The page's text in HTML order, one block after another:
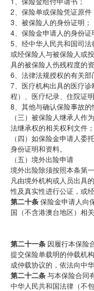
2、保险单或保险凭证原件
3、被保险人的身份证明；
4、保险金申请人的身份证
5、经中华人民共和国司
或经保险人与被保险人或
具的被保险人伤残程度的
6、法律法规授权的有关部
7、医疗机构出具的医疗
程）、医疗纪录、住院证
8、其他与确认保险事故的
（三）被保险人继承人作
法继承权的相关权利文件；
（四）如保险金申请人委
身份证明和资料。
（五）境外出险申请
境外出险除须按照本条第
凡由境外机构或人员出具
性及真实性进行公证，或
第二十条保险金申请人向
国（不含港澳台地区）相
第二十一条 因履行本保险
提交保险单载明的仲载机
成仲载协议的，依法向中
第二十二条与本保险合同
中华人民共和国法律（不